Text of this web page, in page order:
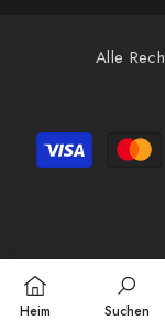
Alle
Heim Suchen